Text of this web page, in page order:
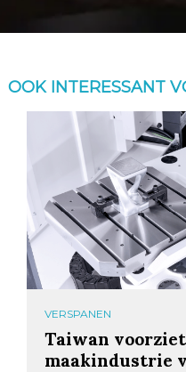
OOK INTERESSANT
VERSPANEN
Taiwan
maakindustrie